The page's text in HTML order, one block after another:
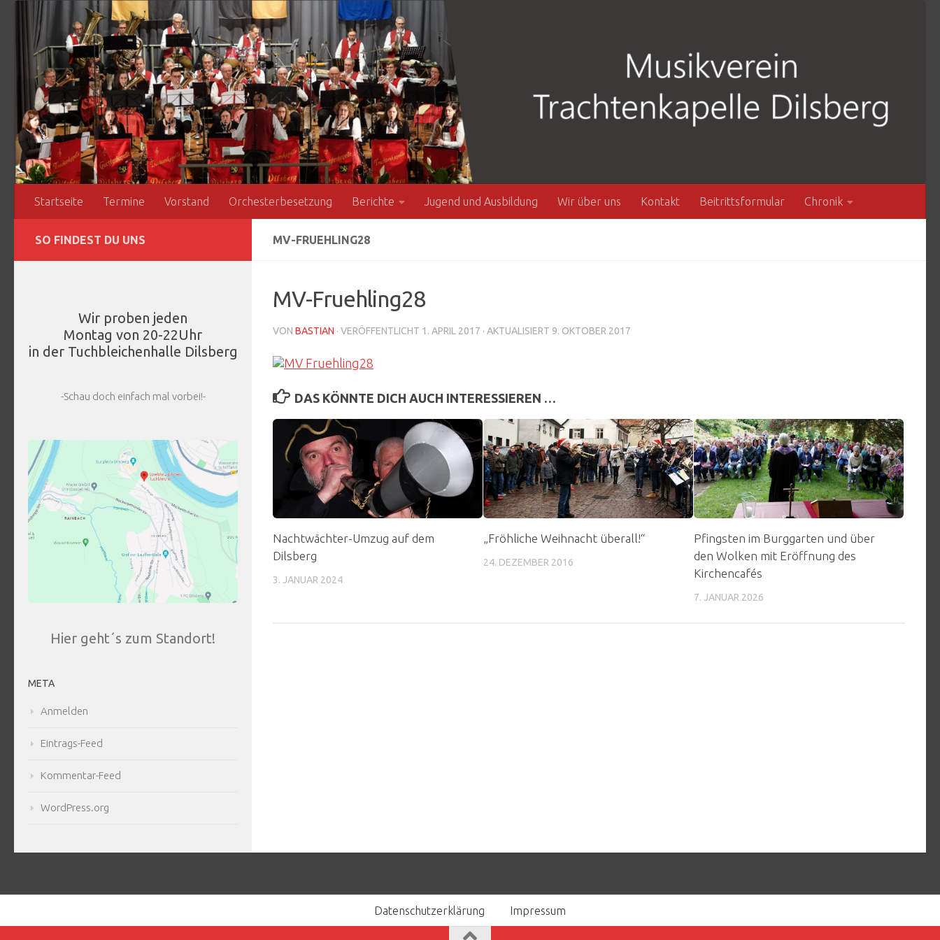
Zum Inhalt springen
Startseite Termine Vorstand Orchesterbesetzung Berichte Jugend und Ausbildung Wir über uns Kontakt Beitrittsformular Chronik
MV-FRUEHLING28
MV-Fruehling28
VON BASTIAN · VERÖFFENTLICHT 1. APRIL 2017 · AKTUALISIERT 9. OKTOBER 2017
DAS KÖNNTE DICH AUCH INTERESSIEREN …
Nachtwächter-Umzug auf dem
Dilsberg
3. JANUAR 2024
„Fröhliche Weihnacht überall!“
24. DEZEMBER 2016
Pfingsten im Burggarten und über
den Wolken mit Eröffnung des
Kirchencafés
7. JANUAR 2026
SO FINDEST DU UNS
Wir proben jeden
Montag von 20-22Uhr
in der Tuchbleichenhalle Dilsberg
-Schau doch einfach mal vorbei!-
Hier geht´s zum Standort!
META
Anmelden
Eintrags-Feed
Kommentar-Feed
WordPress.org
Datenschutzerklärung Impressum